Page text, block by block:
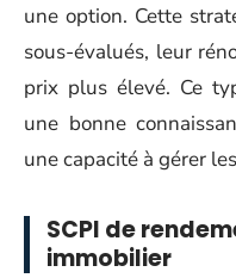
une option. Cette
sous-évalués, leur
prix plus élevé. Ce
une bonne
une capacité à gérer les
SCPI de
immobilier